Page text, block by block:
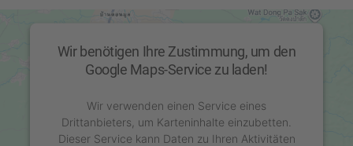
Wir benötigen Ihre Zustimmung, um den
Google Maps-Service zu laden!
Wir verwenden einen Service eines
Drittanbieters, um Karteninhalte einzubetten.
Dieser Service kann Daten zu Ihren Aktivitäten